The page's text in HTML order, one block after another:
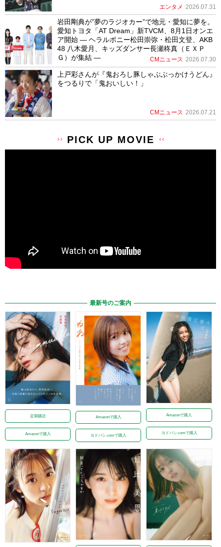
エンタメ 2026.07.31
岩田剛典が”夢のラジオカー”で地元・愛知に夢を。
愛知トヨタ「AT Dream」新TVCM、8月1日オンエ
ア開始 ― ヘラルボニー松田崇弥・松田文登、AKB
48 八木愛月、キッズダンサー長瀬柊真（ＥＸＰ
Ｇ）が集結 ―
CMニュース 2026.07.30
上戸彩さんが『鬼おろし豚しゃぶぶっかけうどん』
をつるりで「鬼おいしい！」
CMニュース 2026.07.21
PICK UP MOVIE
最新号のご案内
定期購読
Amazonで購入
Amazonで購入
ヨドバシ.comで購入
Amazonで購入
ヨドバシ.comで購入